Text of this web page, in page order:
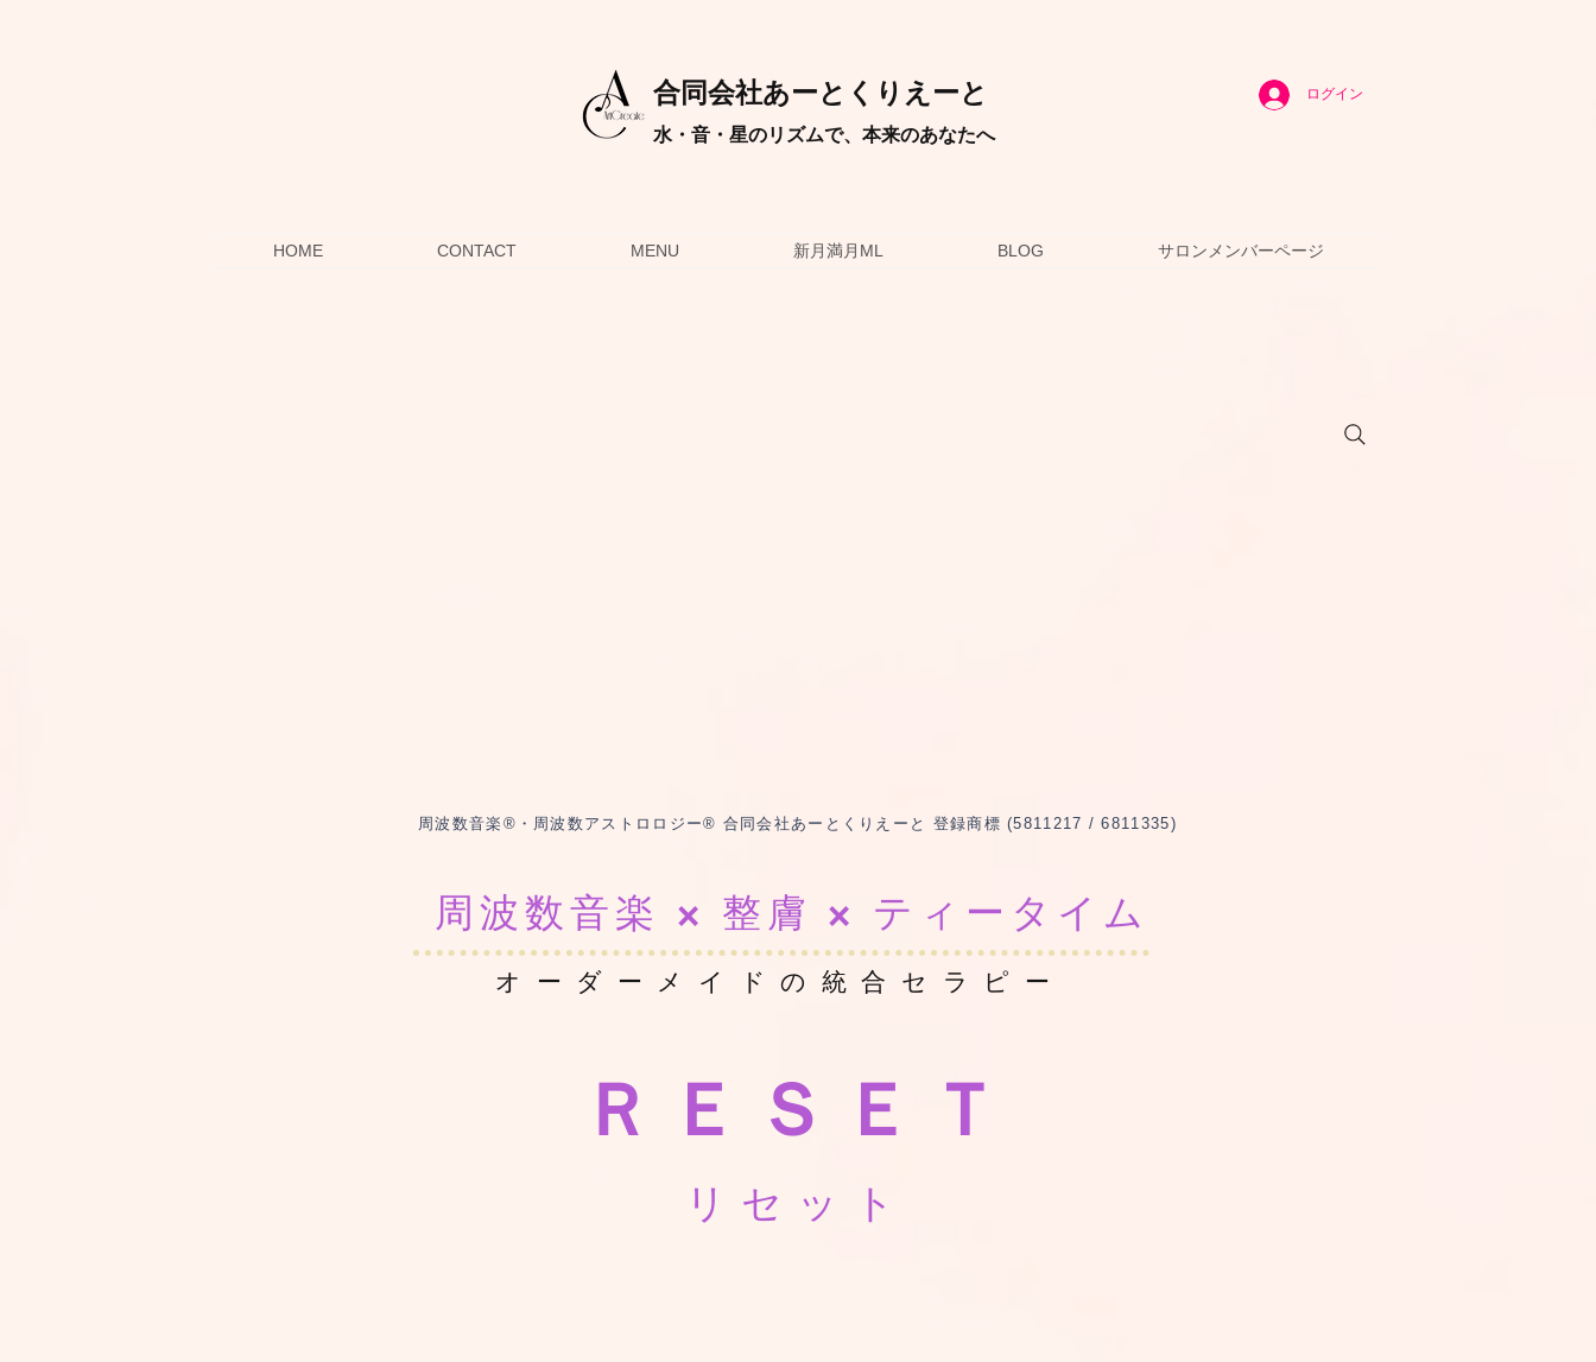
合同会社あーとくりえーと
水・音・星のリズムで、本来のあなたへ
ログイン
HOME CONTACT MENU 新月満月ML BLOG サロンメンバーページ
周波数音楽®・周波数アストロロジー® 合同会社あーとくりえーと 登録商標 (5811217 / 6811335)
周波数音楽 × 整膚 × ティータイム
オーダーメイドの統合セラピー
ＲＥＳＥＴ
​リセット​